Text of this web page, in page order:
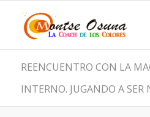
REENCUENTRO CON LA
INTERNO. JUGANDO A SER